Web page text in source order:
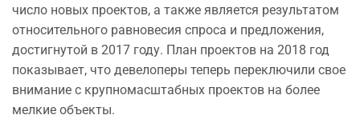
число новых проектов, а также является результатом
относительного равновесия спроса и предложения,
достигнутой в 2017 году. План проектов на 2018 год
показывает, что девелоперы теперь переключили свое
внимание с крупномасштабных проектов на более
мелкие объекты.